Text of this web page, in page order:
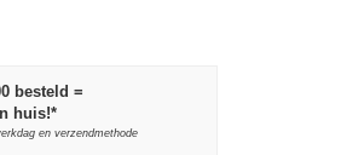
besteld =
huis!*
en verzendmethode